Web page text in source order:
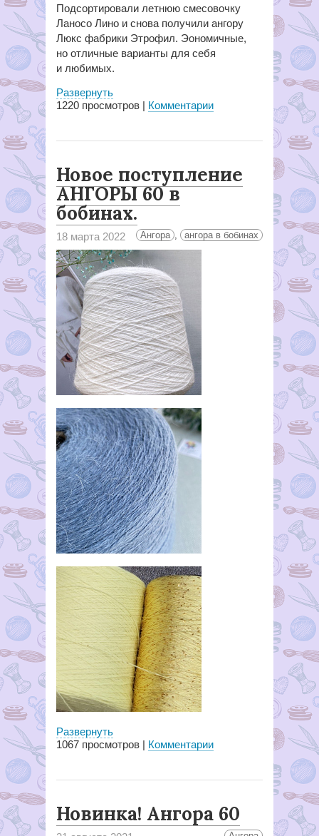
Подсортировали летнюю смесовочку
Ланосо Лино и снова получили ангору
Люкс фабрики Этрофил. Эономичные,
но отличные варианты для себя
и любимых.
Развернуть
1220 просмотров | Комментарии
Новое поступление
АНГОРЫ 60 в
бобинах.
18 марта 2022 Ангора ангора в бобинах
Развернуть
1067 просмотров | Комментарии
Новинка! Ангора 60